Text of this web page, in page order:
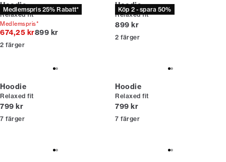
Medlemspris 25% Rabatt*
Hoodie
Relaxed fit
Medlemspris*
674,25 krOriginalpris
899 kr
2 färger
Köp 2 - spara 50%
Hoodie
Relaxed fit
Nuvarande pris
899 kr
2 färger
Hoodie
Relaxed fit
Nuvarande pris
799 kr
7 färger
Hoodie
Relaxed fit
Nuvarande pris
799 kr
7 färger